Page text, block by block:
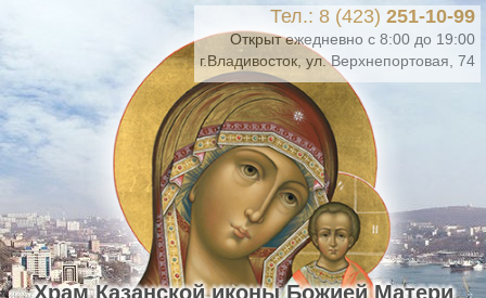
Тел.: 8 (423) 251-10-99
Открыт ежедневно с 8:00 до 19:00
г.Владивосток, ул. Верхнепортовая, 74
Храм Казанской иконы Божией Матери